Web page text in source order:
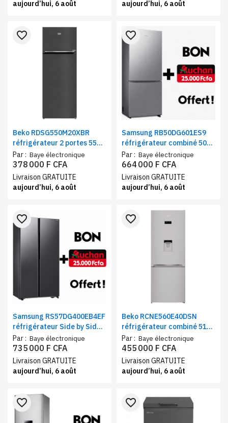
aujourd’hui, 6 août
aujourd’hui, 6 août
Beko RDSG550M20XBR
réfrigérateur 2 portes 550
litres A+ – Frigo et
congélateur haut gris
Par : Baye électronique
favorite_border
378 000 F CFA
Livraison GRATUITE
aujourd’hui, 6 août
Samsung RB50DG601ES9
réfrigérateur combiné 508
litres gris - Multi-Flow No
Frost connecté Wi-Fi
SmartThings + Bon Auchan
offert
Par : Baye électronique
favorite_border
664 000 F CFA
Livraison GRATUITE
aujourd’hui, 6 août
Samsung RS57DG400EB4EF
réfrigérateur Side by Side 2
portes 583 litres Multi-Flow
Wi-Fi Digital Inverter gris +
Bon Auchan offert
Par : Baye électronique
favorite_border
735 000 F CFA
Livraison GRATUITE
aujourd’hui, 6 août
Beko RCNE560E40DSN
réfrigérateur combiné 510
litres + distributeur d'eau |
Frigo et congélateur 3
Tiroirs Total No Frost gris
Par : Baye électronique
favorite_border
455 000 F CFA
Livraison GRATUITE
aujourd’hui, 6 août
favorite_border favorite_border